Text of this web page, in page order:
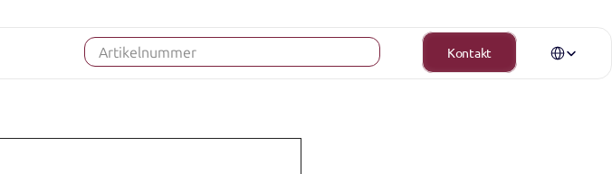
Kontakt
Artikelnummer